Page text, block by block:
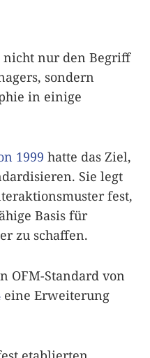
nicht nur den Begriff
sondern
in einige
1999 hatte das Ziel,
Sie legt
fest,
Basis für
zu schaffen.
OFM-Standard von
eine Erweiterung